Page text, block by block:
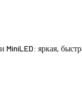
яркая,